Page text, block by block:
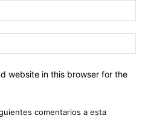
website in this browser for the
comentarios a esta